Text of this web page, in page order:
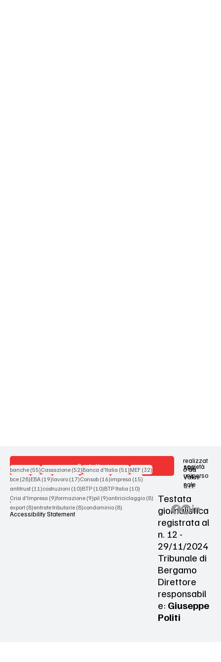
Contattaci
Terms & Conditions
Privacy Policy
Accessibility Statement
realizzat
o da
società
uniperso
nale
ARX
Value
S.r.l.
Testata
giornalistica
registrata al
n. 12 -
29/11/2024
Tribunale di
Bergamo
Direttore
responsabil
e: Giuseppe
Politi
banche (55)55 post
Cassazione (52)52 post
Banca d'Italia (51)51 post
MEF (32)32 post
bce (28)28 post
EBA (19)19 post
lavoro (17)17 post
Consob (16)16 post
impresa (15)15 post
antitrust (11)11 post
costruzioni (10)10 post
BTP (10)10 post
BTP Italia (10)10 post
Crisi d'Impresa (9)9 post
formazione (9)9 post
pil (9)9 post
antiriciclaggio (8)8 post
export (8)8 post
entrate tributarie (8)8 post
condominio (8)8 post